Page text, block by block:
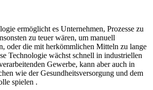
ermöglicht es Unternehmen, Prozesse zu
zu teuer wären, um manuell
oder die mit herkömmlichen Mitteln zu lange
Technologie wächst schnell in industriellen
Gewerbe, kann aber auch in
wie der Gesundheitsversorgung und dem
spielen .